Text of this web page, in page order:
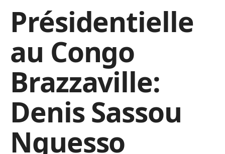
Présidentielle
au Congo
Brazzaville:
Denis Sassou
Nguesso